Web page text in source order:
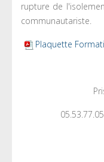
rupture de
communautariste.
Plaquette